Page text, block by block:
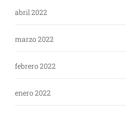
abril 2022
marzo 2022
febrero 2022
enero 2022